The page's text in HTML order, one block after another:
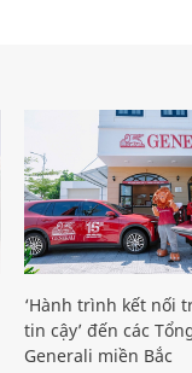
‘Hành trình kết nối
tin cậy’ đến các
Generali miền Bắc